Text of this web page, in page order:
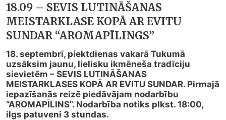
18.09 – SEVIS LUTINĀŠANAS
MEISTARKLASE KOPĀ AR EVITU
SUNDAR “AROMAPĪLINGS”
18. septembrī, piektdienas vakarā Tukumā
uzsāksim jaunu, lielisku ikmēneša tradīciju
sievietēm – SEVIS LUTINĀŠANAS
MEISTARKLASES KOPĀ AR EVITU SUNDAR. Pirmajā
iepazīšanās reizē piedāvājam nodarbību
“AROMAPĪLINS”. Nodarbība notiks plkst. 18:00,
ilgs patuveni 3 stundas.